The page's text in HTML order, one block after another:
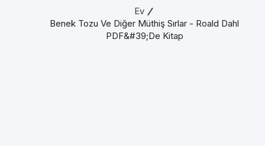
Ev
Benek Tozu Ve Diğer Müthiş Sırlar - Roald Dahl
PDF&#39;de Kitap